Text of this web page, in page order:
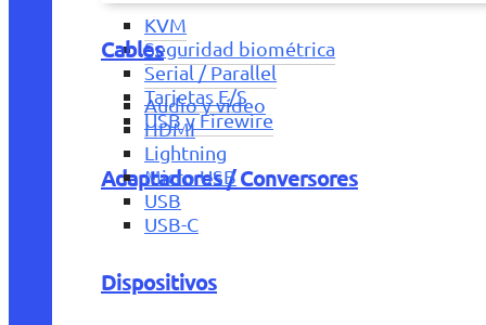
KVM
Seguridad biométrica
Serial / Parallel
Tarjetas E/S
USB y Firewire
Adaptadores / Conversores
Cables
Audio y vídeo
HDMI
Lightning
Micro USB
USB
USB-C
Dispositivos